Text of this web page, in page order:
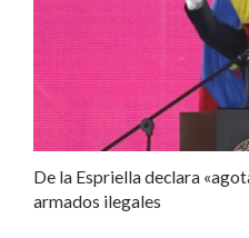
De la Espriella declara
armados ilegales